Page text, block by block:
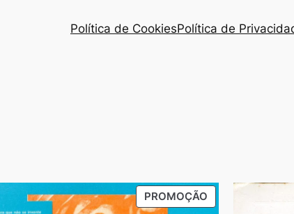
Política de CookiesPolítica de
PROMOÇÃOPRODUTO
EM